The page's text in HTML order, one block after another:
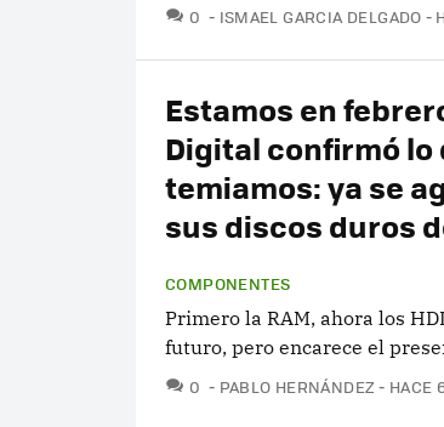
0 COMENTARIOS
ISMAEL GARCIA DELGADO
Estamos en
Digital confirmó lo
temiamos: ya se
sus discos duros
COMPONENTES
Primero la RAM, ahora los
futuro, pero encarece el
0 COMENTARIOS
PABLO HERNÁNDEZ HACE